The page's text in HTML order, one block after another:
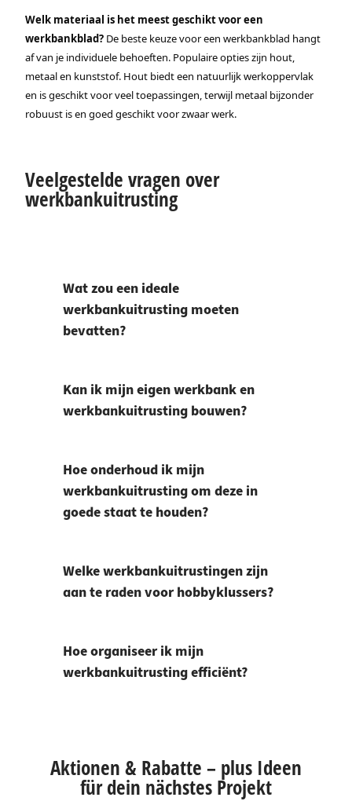
Welk materiaal is het meest geschikt voor een
werkbankblad? De beste keuze voor een werkbankblad hangt
af van je individuele behoeften. Populaire opties zijn hout,
metaal en kunststof. Hout biedt een natuurlijk werkoppervlak
en is geschikt voor veel toepassingen, terwijl metaal bijzonder
robuust is en goed geschikt voor zwaar werk.
Veelgestelde vragen over
werkbankuitrusting
Wat zou een ideale
werkbankuitrusting moeten
bevatten?
Kan ik mijn eigen werkbank en
werkbankuitrusting bouwen?
Hoe onderhoud ik mijn
werkbankuitrusting om deze in
goede staat te houden?
Welke werkbankuitrustingen zijn
aan te raden voor hobbyklussers?
Hoe organiseer ik mijn
werkbankuitrusting efficiënt?
Aktionen & Rabatte – plus Ideen
für dein nächstes Projekt